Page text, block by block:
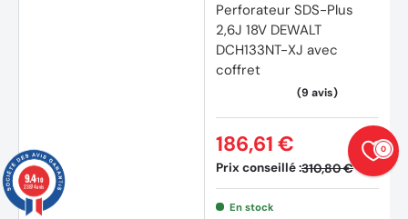
Perforateur SDS-Plus
2,6J 18V DEWALT
DCH133NT-XJ avec
coffret
Prix conseillé :310,80 €
186,61 €
En stock
0
9.4/10
23874 avis